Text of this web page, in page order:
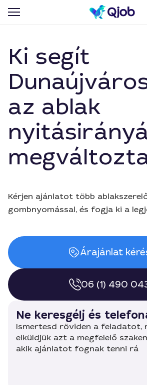
Ki segít
az ablak
Kérjen ajánlatot több
gombnyomással, és fogja ki a
Árajánlat
06 (1) 490
Ne keresgélj és
Ismertesd röviden a feladatot,
elküldjük azt a megfelelő
akik ajánlatot fognak tenni rá